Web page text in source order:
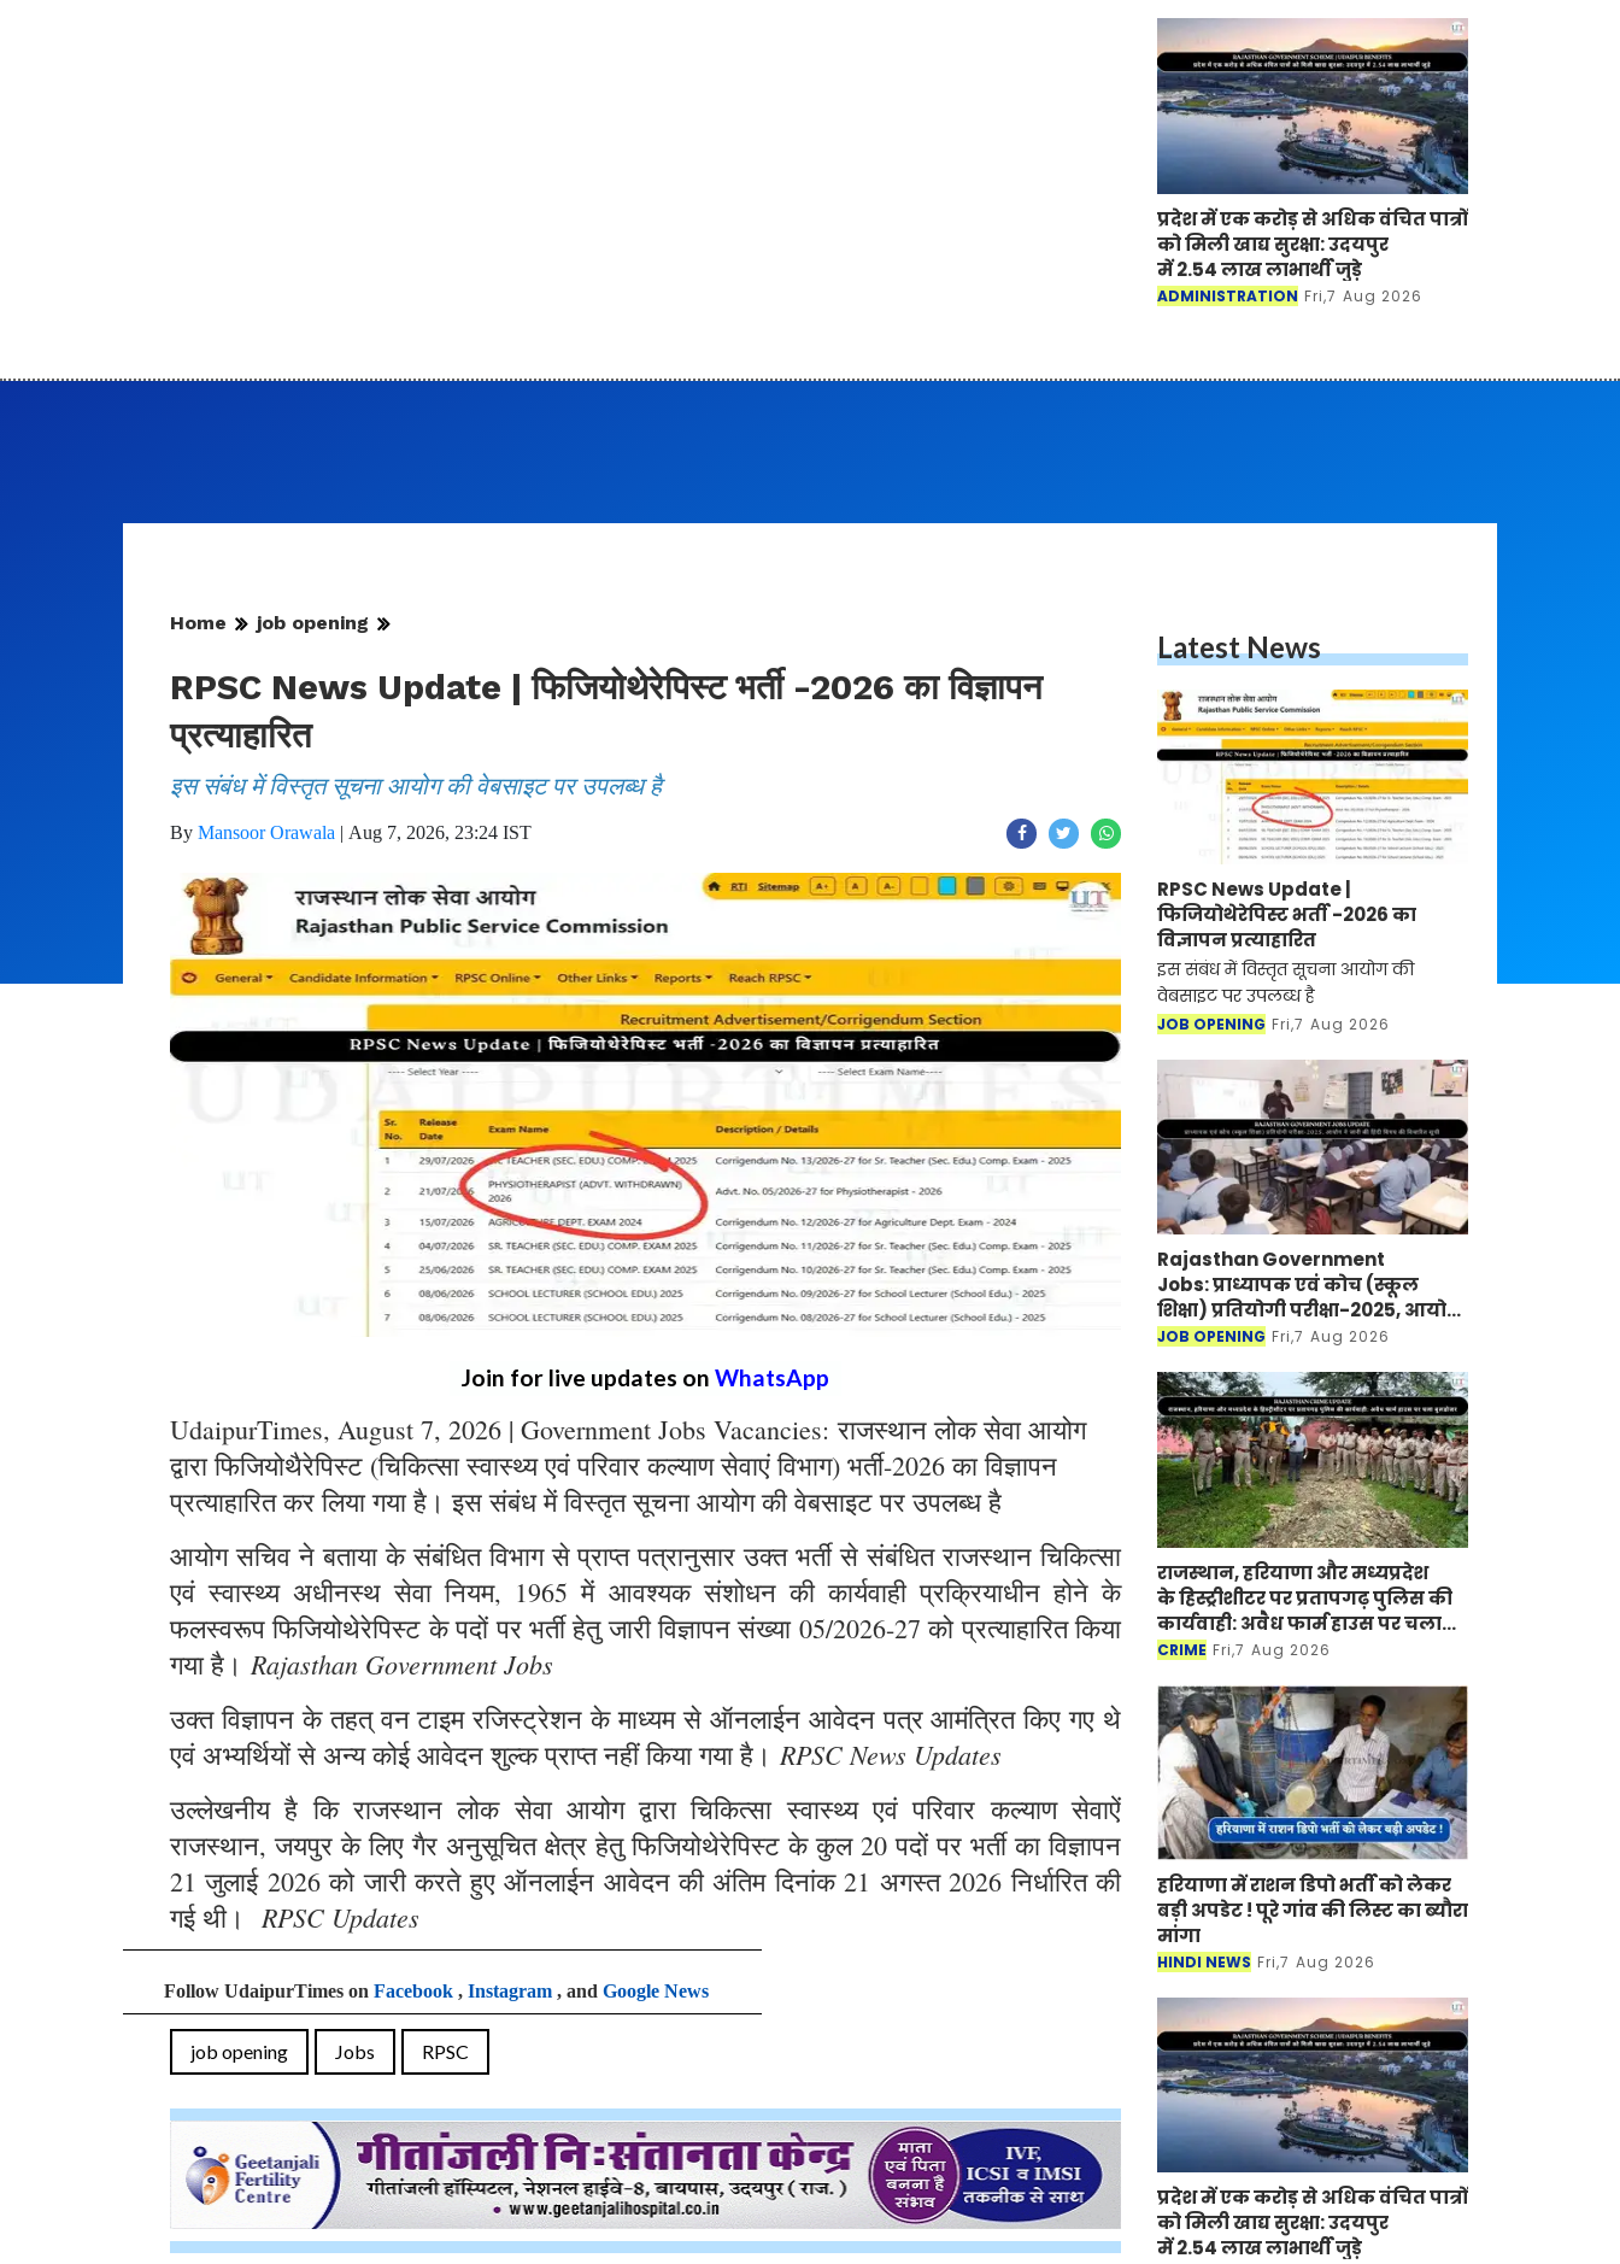
प्रदेश में एक करोड़ से अधिक वंचित पात्रों
को मिली खाद्य सुरक्षा: उदयपुर
में 2.54 लाख लाभार्थी जुड़े
ADMINISTRATION Fri,7 Aug 2026
Home job opening
RPSC News Update | फिजियोथेरेपिस्ट भर्ती -2026 का विज्ञापन
प्रत्याहारित
इस संबंध में विस्तृत सूचना आयोग की वेबसाइट पर उपलब्ध है
By Mansoor Orawala | Aug 7, 2026, 23:24 IST
Join for live updates on WhatsApp
UdaipurTimes, August 7, 2026 | Government Jobs Vacancies: राजस्थान लोक सेवा आयोग
द्वारा फिजियोथैरेपिस्ट (चिकित्सा स्वास्थ्य एवं परिवार कल्याण सेवाएं विभाग) भर्ती-2026 का विज्ञापन
प्रत्याहारित कर लिया गया है। इस संबंध में विस्तृत सूचना आयोग की वेबसाइट पर उपलब्ध है
आयोग सचिव ने बताया के संबंधित विभाग से प्राप्त पत्रानुसार उक्त भर्ती से संबंधित राजस्थान चिकित्सा
एवं स्वास्थ्य अधीनस्थ सेवा नियम, 1965 में आवश्यक संशोधन की कार्यवाही प्रक्रियाधीन होने के
फलस्वरूप फिजियोथेरेपिस्ट के पदों पर भर्ती हेतु जारी विज्ञापन संख्या 05/2026-27 को प्रत्याहारित किया
गया है। Rajasthan Government Jobs
उक्त विज्ञापन के तहत् वन टाइम रजिस्ट्रेशन के माध्यम से ऑनलाईन आवेदन पत्र आमंत्रित किए गए थे
एवं अभ्यर्थियों से अन्य कोई आवेदन शुल्क प्राप्त नहीं किया गया है। RPSC News Updates
उल्लेखनीय है कि राजस्थान लोक सेवा आयोग द्वारा चिकित्सा स्वास्थ्य एवं परिवार कल्याण सेवाऐं
राजस्थान, जयपुर के लिए गैर अनुसूचित क्षेत्र हेतु फिजियोथेरेपिस्ट के कुल 20 पदों पर भर्ती का विज्ञापन
21 जुलाई 2026 को जारी करते हुए ऑनलाईन आवेदन की अंतिम दिनांक 21 अगस्त 2026 निर्धारित की
गई थी। RPSC Updates
Follow UdaipurTimes on Facebook , Instagram , and Google News
job opening Jobs RPSC
Latest News
RPSC News Update |
फिजियोथेरेपिस्ट भर्ती -2026 का
विज्ञापन प्रत्याहारित
इस संबंध में विस्तृत सूचना आयोग की
वेबसाइट पर उपलब्ध है
JOB OPENING Fri,7 Aug 2026
Rajasthan Government
Jobs: प्राध्यापक एवं कोच (स्कूल
शिक्षा) प्रतियोगी परीक्षा-2025, आयोग
ने जारी की हिंदी विषय की विचारित
JOB OPENING Fri,7 Aug 2026
राजस्थान, हरियाणा और मध्यप्रदेश
के हिस्ट्रीशीटर पर प्रतापगढ़ पुलिस की
कार्यवाही: अवैध फार्म हाउस पर चला
बुलडोजर
CRIME Fri,7 Aug 2026
हरियाणा में राशन डिपो भर्ती को लेकर
बड़ी अपडेट ! पूरे गांव की लिस्ट का ब्यौरा
मांगा
HINDI NEWS Fri,7 Aug 2026
प्रदेश में एक करोड़ से अधिक वंचित पात्रों
को मिली खाद्य सुरक्षा: उदयपुर
में 2.54 लाख लाभार्थी जुड़े